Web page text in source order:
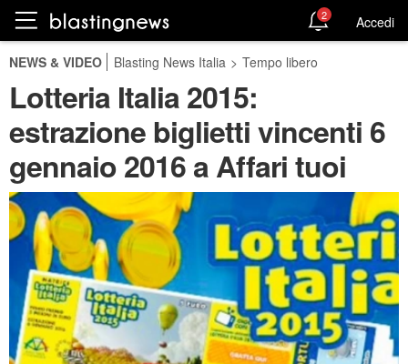
2 Accedi
NEWS & VIDEO Blasting News Italia > Tempo libero
Lotteria Italia 2015:
estrazione biglietti vincenti 6
gennaio 2016 a Affari tuoi